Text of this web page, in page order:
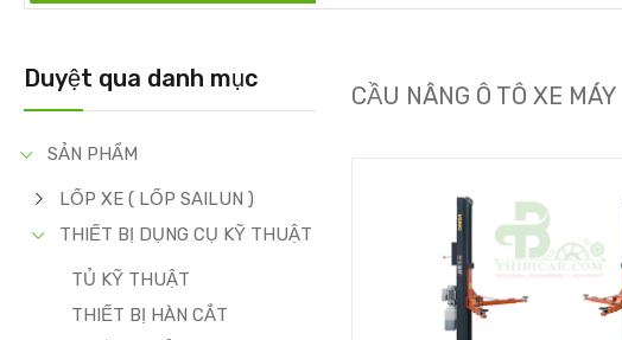
Duyệt qua danh mục
SẢN PHẨM
LỐP XE ( LỐP SAILUN )
THIẾT BỊ DỤNG CỤ KỸ THUẬT
TỦ KỸ THUẬT
THIẾT BỊ HÀN CẮT
CẦU NÂNG Ô TÔ XE MÁY